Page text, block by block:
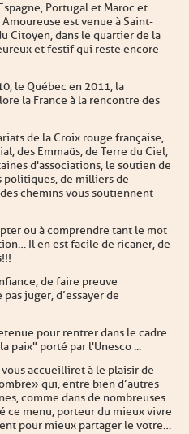
Portugal et Maroc et
est venue à Saint-
Citoyen, dans le quartier de la
et festif qui reste encore
le Québec en 2011, la
la France à la rencontre des
de la Croix rouge française,
des Emmaüs, de Terre du Ciel,
d'associations, le soutien de
politiques, de milliers de
chemins vous soutiennent
ou à comprendre tant le mot
Il en est facile de ricaner, de
de faire preuve
juger, d’essayer de
pour rentrer dans le cadre
paix" porté par l'Unesco ...
accueillir et à le plaisir de
» qui, entre bien d’autres
comme dans de nombreuses
ce menu, porteur du mieux vivre
pour mieux partager le votre…